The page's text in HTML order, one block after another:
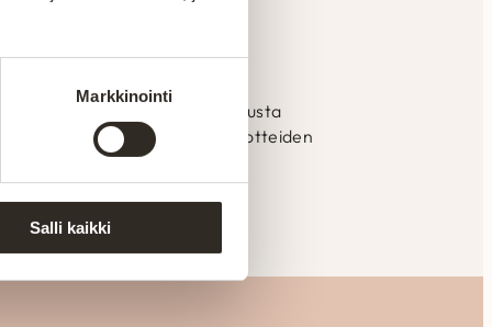
Markkinointi
Salli kaikki
Suomessa
Kajaanin tehtaalla alusta
laadun valvonnan ja tuotteiden